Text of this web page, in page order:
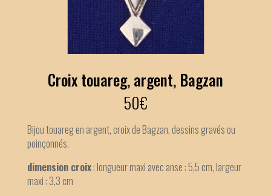
Croix touareg, argent, Bagzan
50€
Bijou touareg en argent, croix de Bagzan, dessins gravés ou
poinçonnés.
dimension croix: longueur maxi avec anse : 5,5 cm, largeur
maxi : 3,3 cm